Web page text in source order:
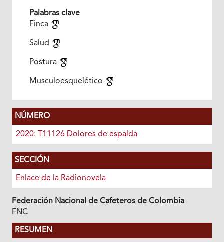
Palabras clave
Finca
Salud
Postura
Musculoesquelético
NÚMERO
2020: T11126 Dolores de espalda
SECCIÓN
Enlace de la Radionovela
Federación Nacional de Cafeteros de Colombia
FNC
RESUMEN